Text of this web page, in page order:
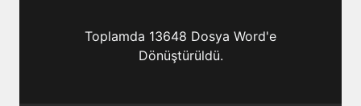
Toplamda 13648 Dosya Word'e
Dönüştürüldü.